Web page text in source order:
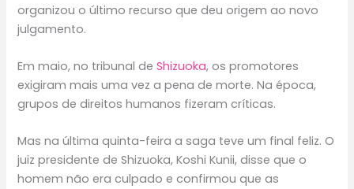
organizou o último recurso que deu origem ao novo
julgamento.
Em maio, no tribunal deShizuoka, os promotores
exigiram mais uma vez a pena de morte. Na época,
grupos de direitos humanos fizeram críticas.
Mas na última quinta-feira a saga teve um final feliz. O
juiz presidente de Shizuoka, Koshi Kunii, disse que o
homem não era culpado e confirmou que as